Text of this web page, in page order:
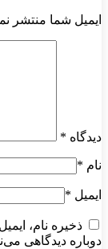
ایمیل شما منتشر
دیدگاه *
نام *
ایمیل *
ذخیره نام،
دوباره دیدگاهی